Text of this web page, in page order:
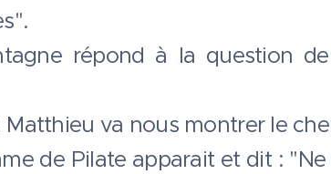
répond à la question
Matthieu va nous montrer le
de Pilate apparait et dit :